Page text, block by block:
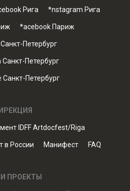
Рига *nstagram Рига
*acebook Париж
Петербург
Петербург
Санкт-Петербург
IDFF Artdocfest/Riga
в России Манифест FAQ
ПРОЕКТЫ